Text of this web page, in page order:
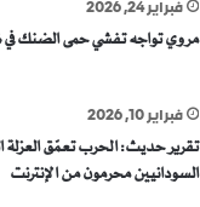
فبراير 24, 2026
مروي تواجه تفشي حمى الضنك في
فبراير 10, 2026
السودانيين محرمون من الإنترنت